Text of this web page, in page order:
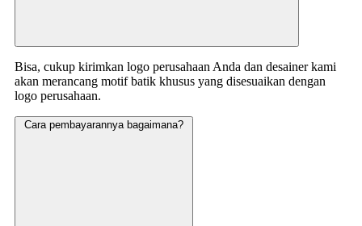
Bisa, cukup kirimkan logo perusahaan Anda dan desainer kami
akan merancang motif batik khusus yang disesuaikan dengan
logo perusahaan.
Cara pembayarannya bagaimana?